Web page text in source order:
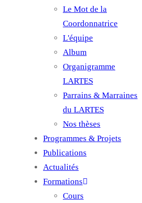
Le Mot de la
Coordonnatrice
L'équipe
Album
Organigramme
LARTES
Parrains & Marraines
du LARTES
Nos thèses
Programmes & Projets
Publications
Actualités
Formations
Cours